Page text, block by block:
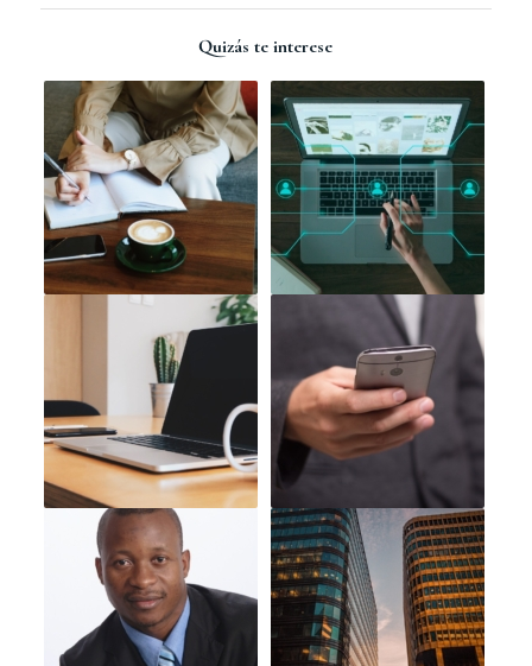
Quizás te interese